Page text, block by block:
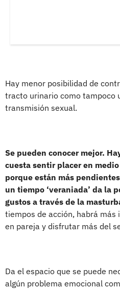
Hay menor posibilidad de
tracto urinario como tampoco
transmisión sexual.
Se pueden conocer mejor.
cuesta sentir placer en
porque están más
un tiempo ‘veraniada’ da la
gustos a través de la
tiempos de acción, habrá
en pareja y disfrutar más del
Da el espacio que se puede
algún problema emocional